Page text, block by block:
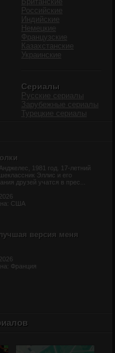
Российские
Индийские
Немецкие
Французские
Казахстанские
Украинские
Сериалы
Русские сериалы
Зарубежные сериалы
Турецкие сериалы
1981 год. 17-летний
Эллис и его
друзей учатся в прес...
США
версия меня
Франция